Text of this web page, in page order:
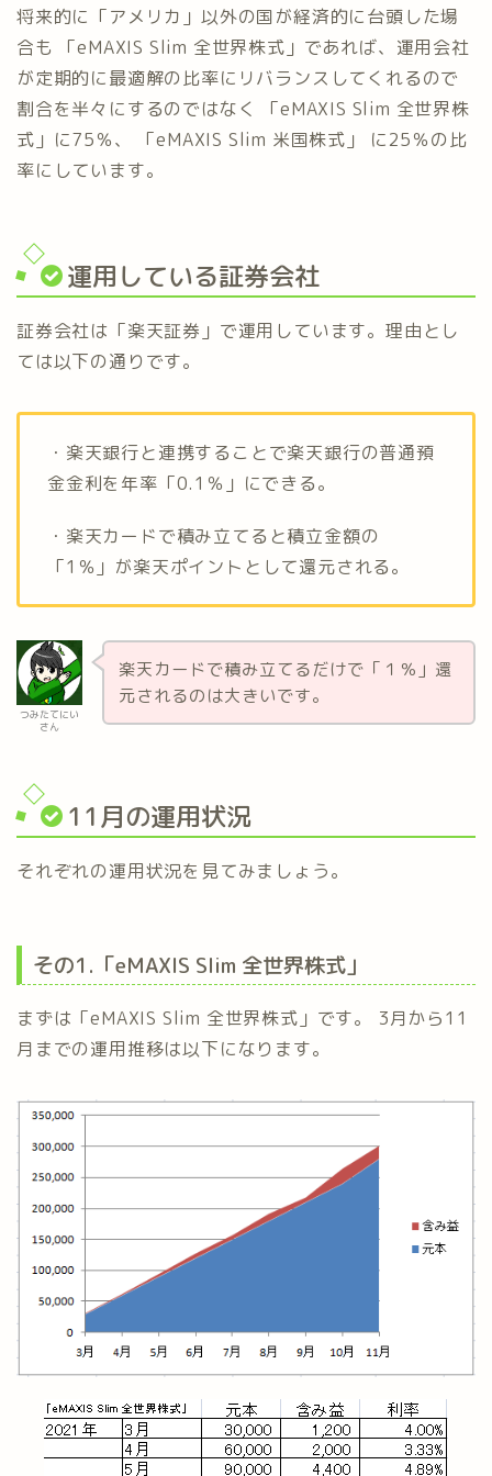
将来的に「アメリカ」以外の国が経済的に台頭した場
合も 「eMAXIS Slim 全世界株式」であれば、運用会社
が定期的に最適解の比率にリバランスしてくれるので
割合を半々にするのではなく 「eMAXIS Slim 全世界株
式」に75％、 「eMAXIS Slim 米国株式」 に25％の比
率にしています。
運用している証券会社
証券会社は「楽天証券」で運用しています。理由とし
ては以下の通りです。
・楽天銀行と連携することで楽天銀行の普通預
金金利を年率「0.1％」にできる。
・楽天カードで積み立てると積立金額の
「1％」が楽天ポイントとして還元される。
つみたてにい
さん
楽天カードで積み立てるだけで「１％」還
元されるのは大きいです。
11月の運用状況
それぞれの運用状況を見てみましょう。
その1.「eMAXIS Slim 全世界株式」
まずは「eMAXIS Slim 全世界株式」です。 3月から11
月までの運用推移は以下になります。